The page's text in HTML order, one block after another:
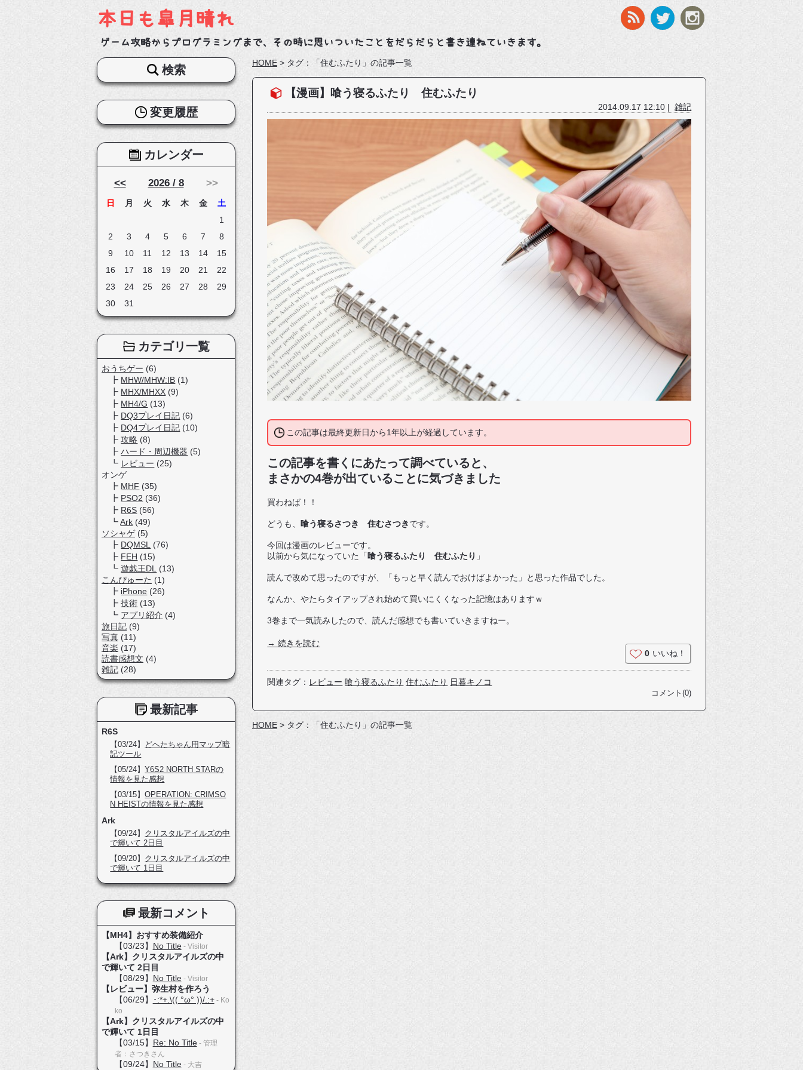
本日も皐月晴れ
ゲーム攻略からプログラミングまで、その時に思いついたことをだらだらと書き連ねていきます。
HOME > タグ：「住むふたり」の記事一覧
【漫画】喰う寝るふたり 住むふたり
2014.09.17 12:10 |雑記
この記事は最終更新日から1年以上が経過しています。
この記事を書くにあたって調べていると、
まさかの4巻が出ていることに気づきました
買わねば！！
どうも、 喰う寝るさつき 住むさつきです。
今回は漫画のレビューです。
以前から気になっていた「 喰う寝るふたり 住むふたり 」
読んで改めて思ったのですが、「もっと早く読んでおけばよかった」と思った作品でした。
なんか、やたらタイアップされ始めて買いにくくなった記憶はありますｗ
3巻まで一気読みしたので、読んだ感想でも書いていきますねー。
→ 続きを読む
0 いいね！
関連タグ： レビュー 喰う寝るふたり 住むふたり 日暮キノコ
コメント(0)
HOME > タグ：「住むふたり」の記事一覧
検索
変更履歴
カレンダー
<< 2026 / 8 >>
日 月 火 水 木 金
土
1
2
3 4 5 6 7
8
9
10 11 12 13 14
15
16
17 18 19 20 21
22
23
24 25 26 27 28
29
30
31
カテゴリ一覧
おうちゲー (6)
MHW/MHW:IB (1)
MHX/MHXX (9)
MH4/G (13)
DQ3プレイ日記 (6)
DQ4プレイ日記 (10)
攻略 (8)
ハード・周辺機器 (5)
レビュー (25)
オンゲ
MHF (35)
PSO2 (36)
R6S (56)
Ark (49)
ソシャゲ(5)
DQMSL
(76)
FEH (15)
遊戯王DL
(13)
こんぴゅーた (1)
iPhone (26)
技術 (13)
アプリ紹介 (4)
旅日記 (9)
写真 (11)
音楽 (17)
読書感想文 (4)
雑記 (28)
最新記事
R6S
【03/24】
どへたちゃん用マップ暗
記ツール
【05/24】Y6S2 NORTH STARの
情報を見た感想
【03/15】OPERATION: CRIMSO
N HEISTの情報を見た感想
Ark
【09/24】 クリスタルアイルズの中
で輝いて 2日目
【09/20】 クリスタルアイルズの中
で輝いて 1日目
最新コメント
【MH4】おすすめ装備紹介
【03/23】 No Title- Visitor
【Ark】クリスタルアイルズの中
で輝いて 2日目
【08/29】 No Title- Visitor
【レビュー】弥生村を作ろう
【06/29】
･:*+.\(( °ω° ))/.:+- Ko
ko
【Ark】クリスタルアイルズの中
で輝いて 1日目
【03/15】 Re: No Title- 管理
者：さつきさん
【09/24】 No Title- 大吉